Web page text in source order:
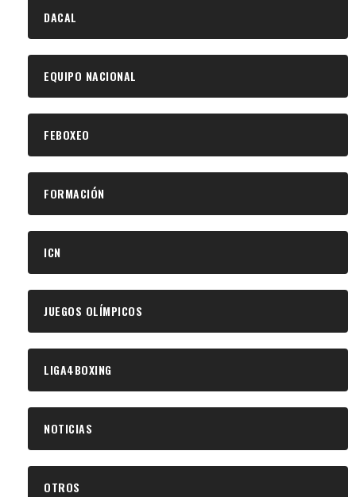
DACAL
EQUIPO NACIONAL
FEBOXEO
FORMACIÓN
ICN
JUEGOS OLÍMPICOS
LIGA4BOXING
NOTICIAS
OTROS